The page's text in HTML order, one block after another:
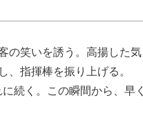
の笑いを誘う。高揚した気
指揮棒を振り上げる。
続く。この瞬間から、早く